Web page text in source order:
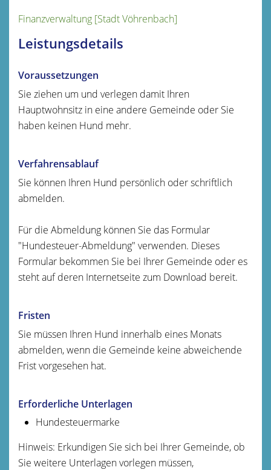
Finanzverwaltung [Stadt Vöhrenbach]
Leistungsdetails
Voraussetzungen
Sie ziehen um und verlegen damit Ihren
Hauptwohnsitz in eine andere Gemeinde oder Sie
haben keinen Hund mehr.
Verfahrensablauf
Sie können Ihren Hund persönlich oder schriftlich
abmelden.
Für die Abmeldung können Sie das Formular
"Hundesteuer-Abmeldung" verwenden. Dieses
Formular bekommen Sie bei Ihrer Gemeinde oder es
steht auf deren Internetseite zum Download bereit.
Fristen
Sie müssen Ihren Hund innerhalb eines Monats
abmelden, wenn die Gemeinde keine abweichende
Frist vorgesehen hat.
Erforderliche Unterlagen
Hundesteuermarke
Hinweis: Erkundigen Sie sich bei Ihrer Gemeinde, ob
Sie weitere Unterlagen vorlegen müssen,